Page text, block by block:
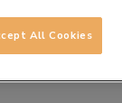
All Cookies